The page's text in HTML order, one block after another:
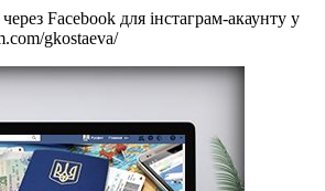
Facebook для інстаграм-акаунту у
gkostaeva/